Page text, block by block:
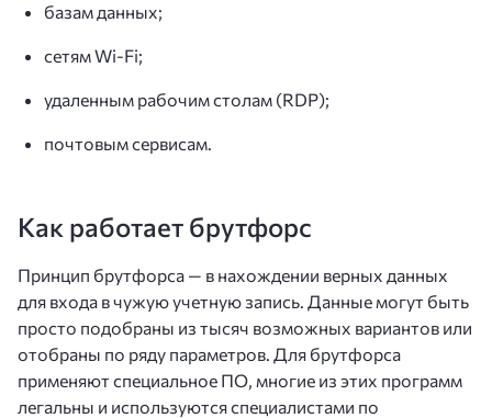
базам данных;
сетям Wi-Fi;
удаленным рабочим столам (RDP);
почтовым сервисам.
Как работает брутфорс
Принцип брутфорса — в нахождении верных данных
для входа в чужую учетную запись. Данные могут быть
просто подобраны из тысяч возможных вариантов или
отобраны по ряду параметров. Для брутфорса
применяют специальное ПО, многие из этих программ
легальны и используются специалистами по